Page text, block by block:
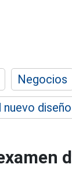
Negocios
nuevo diseño